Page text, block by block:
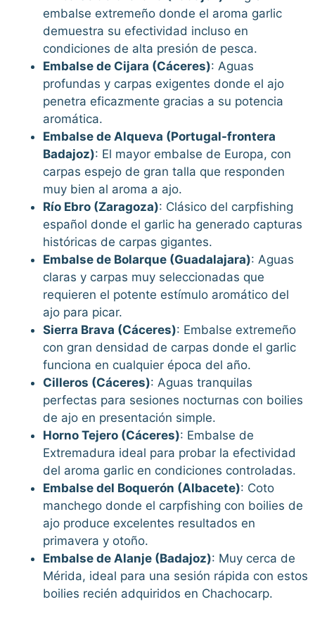
embalse extremeño donde el aroma garlic
demuestra su efectividad incluso en
condiciones de alta presión de pesca.
Embalse de Cijara (Cáceres): Aguas
profundas y carpas exigentes donde el ajo
penetra eficazmente gracias a su potencia
aromática.
Embalse de Alqueva (Portugal-frontera
Badajoz): El mayor embalse de Europa, con
carpas espejo de gran talla que responden
muy bien al aroma a ajo.
Río Ebro (Zaragoza): Clásico del carpfishing
español donde el garlic ha generado capturas
históricas de carpas gigantes.
Embalse de Bolarque (Guadalajara): Aguas
claras y carpas muy seleccionadas que
requieren el potente estímulo aromático del
ajo para picar.
Sierra Brava (Cáceres): Embalse extremeño
con gran densidad de carpas donde el garlic
funciona en cualquier época del año.
Cilleros (Cáceres): Aguas tranquilas
perfectas para sesiones nocturnas con boilies
de ajo en presentación simple.
Horno Tejero (Cáceres): Embalse de
Extremadura ideal para probar la efectividad
del aroma garlic en condiciones controladas.
Embalse del Boquerón (Albacete): Coto
manchego donde el carpfishing con boilies de
ajo produce excelentes resultados en
primavera y otoño.
Embalse de Alanje (Badajoz): Muy cerca de
Mérida, ideal para una sesión rápida con estos
boilies recién adquiridos en Chachocarp.